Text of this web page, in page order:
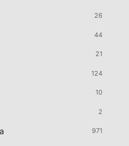
26
44
21
124
10
2
971